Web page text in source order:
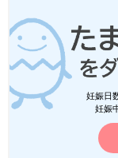
妊娠日
妊娠